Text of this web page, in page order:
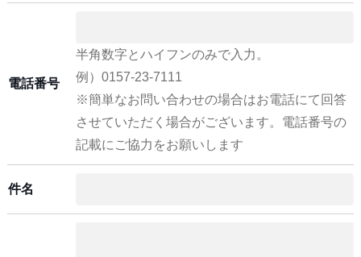
電話番号
半角数字とハイフンのみで入力。
例）0157-23-7111
※簡単なお問い合わせの場合はお電話にて回答
させていただく場合がございます。電話番号の
記載にご協力をお願いします
件名